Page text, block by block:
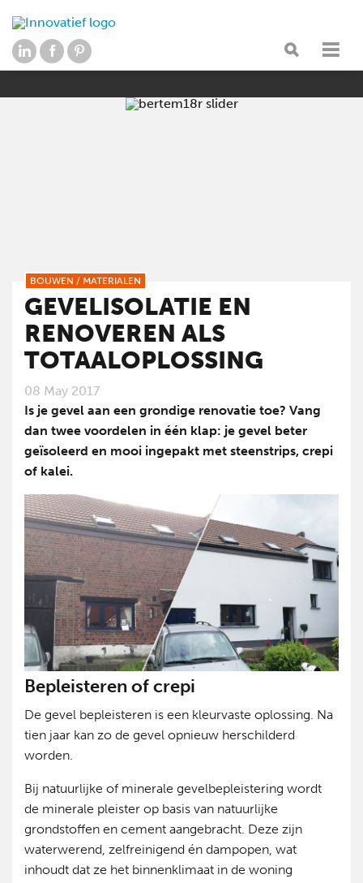
BOUWEN / MATERIALEN
GEVELISOLATIE EN
RENOVEREN ALS
TOTAALOPLOSSING
08 May 2017
Is je gevel aan een grondige renovatie toe? Vang
dan twee voordelen in één klap: je gevel beter
geïsoleerd en mooi ingepakt met steenstrips, crepi
of kalei.
Bepleisteren of crepi
De gevel bepleisteren is een kleurvaste oplossing. Na
tien jaar kan zo de gevel opnieuw herschilderd
worden.
Bij natuurlijke of minerale gevelbepleistering wordt
de minerale pleister op basis van natuurlijke
grondstoffen en cement aangebracht. Deze zijn
waterwerend, zelfreinigend én dampopen, wat
inhoudt dat ze het binnenklimaat in de woning